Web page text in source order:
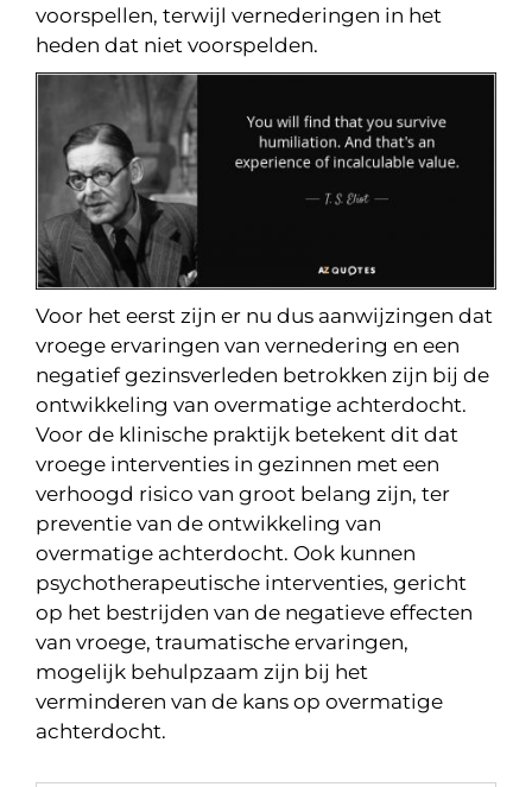
voorspellen, terwijl vernederingen in het
heden dat niet voorspelden.
Voor het eerst zijn er nu dus aanwijzingen dat
vroege ervaringen van vernedering en een
negatief gezinsverleden betrokken zijn bij de
ontwikkeling van overmatige achterdocht.
Voor de klinische praktijk betekent dit dat
vroege interventies in gezinnen met een
verhoogd risico van groot belang zijn, ter
preventie van de ontwikkeling van
overmatige achterdocht. Ook kunnen
psychotherapeutische interventies, gericht
op het bestrijden van de negatieve effecten
van vroege, traumatische ervaringen,
mogelijk behulpzaam zijn bij het
verminderen van de kans op overmatige
achterdocht.